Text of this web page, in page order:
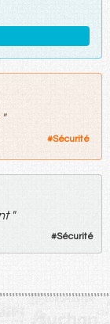
"
#Sécurité
"
#Sécurité